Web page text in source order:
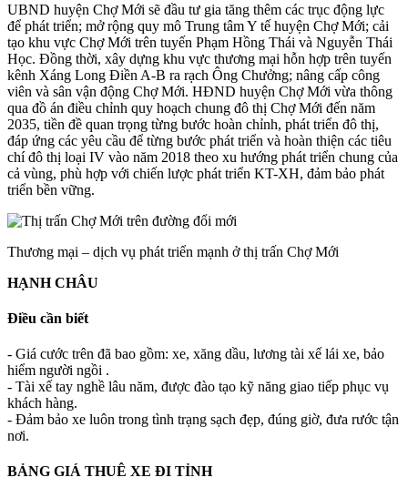
UBND huyện Chợ Mới sẽ đầu tư gia tăng thêm các trục động lực
để phát triển; mở rộng quy mô Trung tâm Y tế huyện Chợ Mới; cải
tạo khu vực Chợ Mới trên tuyến Phạm Hồng Thái và Nguyễn Thái
Học. Đồng thời, xây dựng khu vực thương mại hỗn hợp trên tuyến
kênh Xáng Long Điền A-B ra rạch Ông Chưởng; nâng cấp công
viên và sân vận động Chợ Mới. HĐND huyện Chợ Mới vừa thông
qua đồ án điều chỉnh quy hoạch chung đô thị Chợ Mới đến năm
2035, tiền đề quan trọng từng bước hoàn chỉnh, phát triển đô thị,
đáp ứng các yêu cầu để từng bước phát triển và hoàn thiện các tiêu
chí đô thị loại IV vào năm 2018 theo xu hướng phát triển chung của
cả vùng, phù hợp với chiến lược phát triển KT-XH, đảm bảo phát
triển bền vững.
Thương mại – dịch vụ phát triển mạnh ở thị trấn Chợ Mới
HẠNH CHÂU
Điều cần biết
- Giá cước trên đã bao gồm: xe, xăng dầu, lương tài xế lái xe, bảo
hiểm người ngồi .
- Tài xế tay nghề lâu năm, được đào tạo kỹ năng giao tiếp phục vụ
khách hàng.
- Đảm bảo xe luôn trong tình trạng sạch đẹp, đúng giờ, đưa rước tận
nơi.
BẢNG GIÁ THUÊ XE ĐI TỈNH